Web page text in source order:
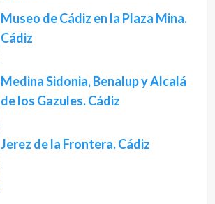
Museo de Cádiz en la Plaza Mina.
Cádiz
Medina Sidonia, Benalup y Alcalá
de los Gazules. Cádiz
Jerez de la Frontera. Cádiz